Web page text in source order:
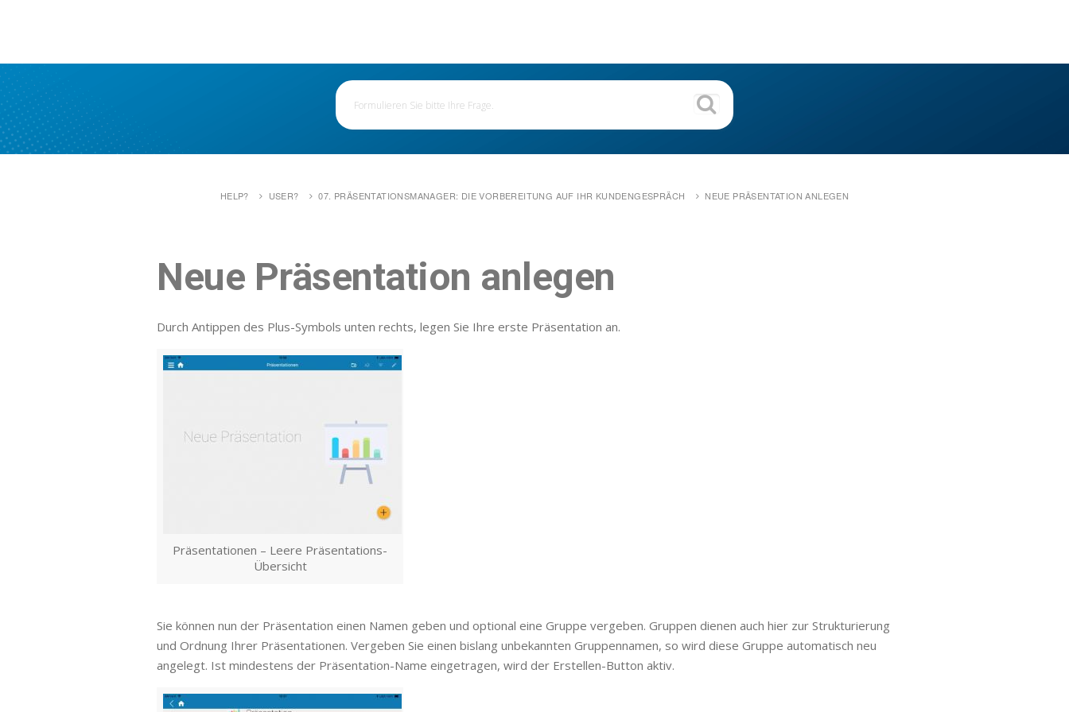
HELP? USER? 07. PRÄSENTATIONSMANAGER: DIE VORBEREITUNG AUF IHR KUNDENGESPRÄCH NEUE PRÄSENTATION ANLEGEN
Neue Präsentation anlegen
Durch Antippen des Plus-Symbols unten rechts, legen Sie Ihre erste Präsentation an.
Präsentationen – Leere Präsentations-
Übersicht
Sie können nun der Präsentation einen Namen geben und optional eine Gruppe vergeben. Gruppen dienen auch hier zur Strukturierung
und Ordnung Ihrer Präsentationen. Vergeben Sie einen bislang unbekannten Gruppennamen, so wird diese Gruppe automatisch neu
angelegt. Ist mindestens der Präsentation-Name eingetragen, wird der Erstellen-Button aktiv.